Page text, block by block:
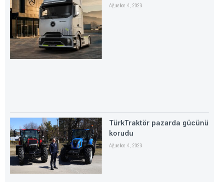
Ağustos 4, 2026
TürkTraktör pazarda gücünü
korudu
Ağustos 4, 2026